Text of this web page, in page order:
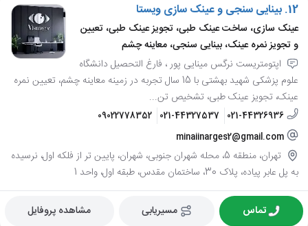
12. بینایی سنجی و عینک سازی ویستا
عینک سازی، ساخت عینک طبی، تجویز عینک طبی، تعیین
و تجویز نمره عینک، بینایی سنجی، معاینه چشم
اپتومتریست نرگس مینایی پور ، فارغ التحصیل دانشگاه
علوم پزشکی شهید بهشتی با 15 سال تجربه در زمینه معاینه چشم، تعیین نمره
عینک، تجویز عینک طبی، تشخیص تن...
021-44326936
021-44327537
09022778352
minaiinarges2@gmail.com
تهران، منطقه 5، محله شهران جنوبی، شهران، پایین تر از فلکه اول، نرسیده
به پل عابر پیاده، پلاک 30، ساختمان مقدس، طبقه اول، واحد 1
تماس مسیریابی مشاهده پروفایل